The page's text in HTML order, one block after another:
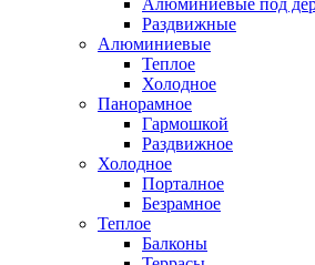
Алюминиевые под
Раздвижные
Алюминиевые
Теплое
Холодное
Панорамное
Гармошкой
Раздвижное
Холодное
Порталное
Безрамное
Теплое
Балконы